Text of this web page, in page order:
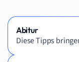
Abitur
Diese Tipps